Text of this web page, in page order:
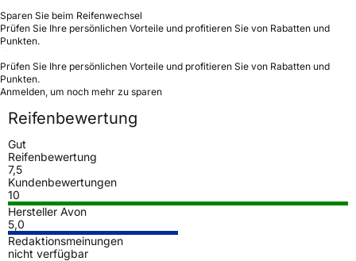
Sparen Sie beim Reifenwechsel
Prüfen Sie Ihre persönlichen Vorteile und profitieren Sie von Rabatten und
Punkten.
Prüfen Sie Ihre persönlichen Vorteile und profitieren Sie von Rabatten und
Punkten.
Anmelden, um noch mehr zu sparen
Reifenbewertung
Gut
Reifenbewertung
7,5
Kundenbewertungen
10
Hersteller Avon
5,0
Redaktionsmeinungen
nicht verfügbar